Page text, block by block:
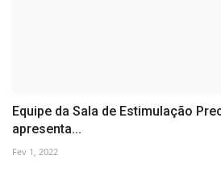
Equipe da Sala de Estimulação
apresenta...
Fev 1, 2022